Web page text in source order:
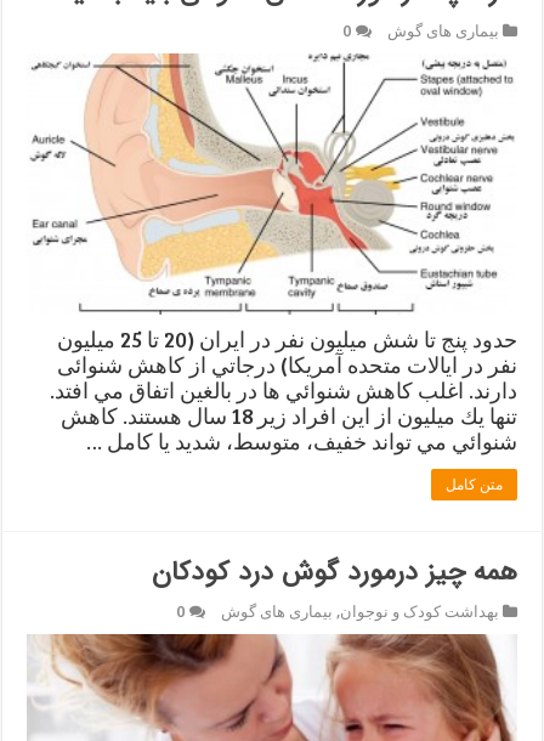
بیماری های گوش 0
حدود پنج تا شش میلیون نفر در ایران (20 تا 25 ميليون
نفر در ایالات متحده آمریکا) درجاتي از کاهش شنوائی
دارند. اغلب كاهش شنوائي ها در بالغين اتفاق مي افتد.
تنها يك ميليون از اين افراد زير 18 سال هستند. كاهش
شنوائي مي تواند خفيف، متوسط، شديد يا كامل …
متن کامل
همه چیز درمورد گوش درد کودکان
بهداشت کودک و نوجوان, بیماری های گوش 0